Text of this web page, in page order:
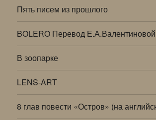
Пять писем из прошлого
BOLERO Перевод
В зоопарке
LENS-ART
8 глав повести «Остров» (на